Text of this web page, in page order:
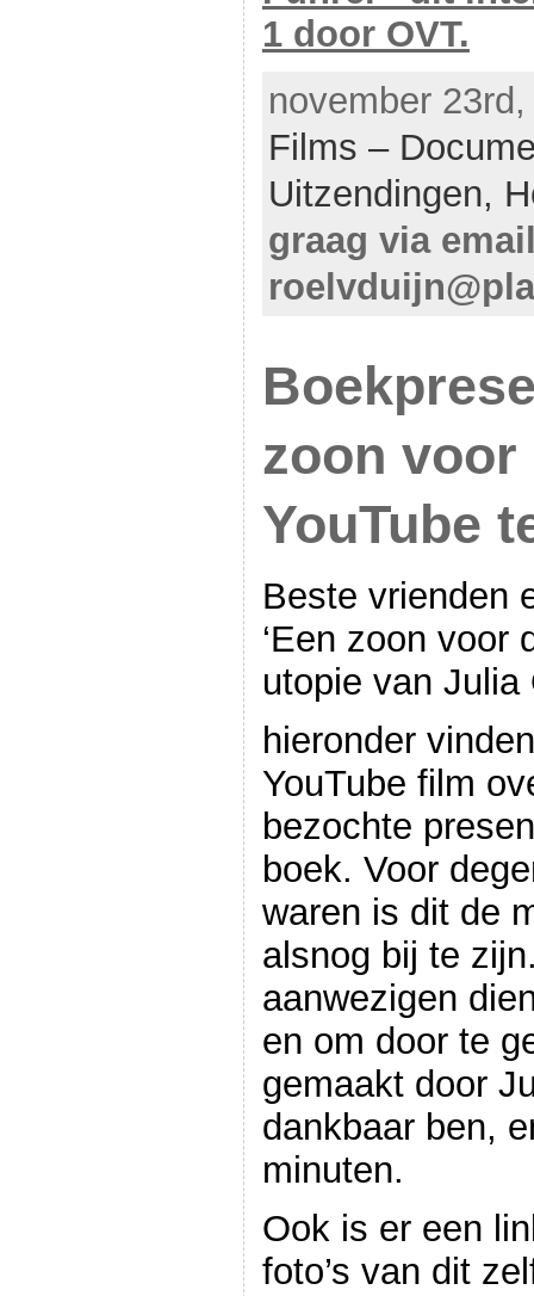
1 door OVT.
november
Films –
Uitzendingen,
graag via
zoon voor
YouTube
Beste vrienden
‘Een zoon voor
utopie van Julia
hieronder
YouTube film
bezochte
boek. Voor
waren is dit de
alsnog bij te
aanwezigen
en om door te
gemaakt door
dankbaar ben,
minuten.
Ook is er een
foto’s van dit